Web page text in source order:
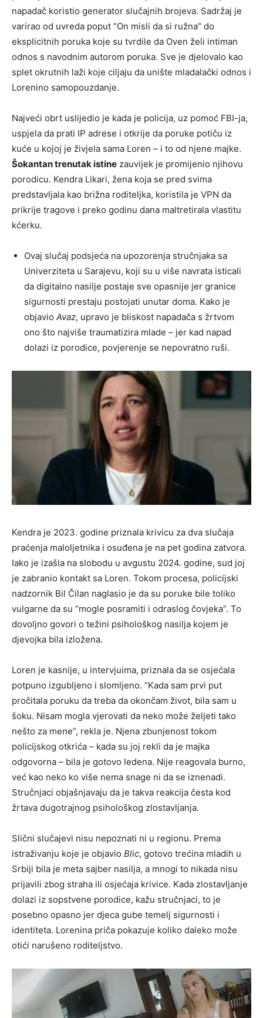
napadač koristio generator slučajnih brojeva. Sadržaj je
varirao od uvreda poput “On misli da si ružna” do
eksplicitnih poruka koje su tvrdile da Oven želi intiman
odnos s navodnim autorom poruka. Sve je djelovalo kao
splet okrutnih laži koje ciljaju da unište mladalački odnos i
Lorenino samopouzdanje.
Najveći obrt uslijedio je kada je policija, uz pomoć FBI-ja,
uspjela da prati IP adrese i otkrije da poruke potiču iz
kuće u kojoj je živjela sama Loren – i to od njene majke.
Šokantan trenutak istine zauvijek je promijenio njihovu
porodicu. Kendra Likari, žena koja se pred svima
predstavljala kao brižna roditeljka, koristila je VPN da
prikrije tragove i preko godinu dana maltretirala vlastitu
kćerku.
Ovaj slučaj podsjeća na upozorenja stručnjaka sa
Univerziteta u Sarajevu, koji su u više navrata isticali
da digitalno nasilje postaje sve opasnije jer granice
sigurnosti prestaju postojati unutar doma. Kako je
objavio Avaz, upravo je bliskost napadača s žrtvom
ono što najviše traumatizira mlade – jer kad napad
dolazi iz porodice, povjerenje se nepovratno ruši.
Kendra je 2023. godine priznala krivicu za dva slučaja
praćenja maloljetnika i osuđena je na pet godina zatvora.
Iako je izašla na slobodu u avgustu 2024. godine, sud joj
je zabranio kontakt sa Loren. Tokom procesa, policijski
nadzornik Bil Čilan naglasio je da su poruke bile toliko
vulgarne da su “mogle posramiti i odraslog čovjeka”. To
dovoljno govori o težini psihološkog nasilja kojem je
djevojka bila izložena.
Loren je kasnije, u intervjuima, priznala da se osjećala
potpuno izgubljeno i slomljeno. “Kada sam prvi put
pročitala poruku da treba da okončam život, bila sam u
šoku. Nisam mogla vjerovati da neko može željeti tako
nešto za mene”, rekla je. Njena zbunjenost tokom
policijskog otkrića – kada su joj rekli da je majka
odgovorna – bila je gotovo ledena. Nije reagovala burno,
već kao neko ko više nema snage ni da se iznenadi.
Stručnjaci objašnjavaju da je takva reakcija česta kod
žrtava dugotrajnog psihološkog zlostavljanja.
Slični slučajevi nisu nepoznati ni u regionu. Prema
istraživanju koje je objavio Blic, gotovo trećina mladih u
Srbiji bila je meta sajber nasilja, a mnogi to nikada nisu
prijavili zbog straha ili osjećaja krivice. Kada zlostavljanje
dolazi iz sopstvene porodice, kažu stručnjaci, to je
posebno opasno jer djeca gube temelj sigurnosti i
identiteta. Lorenina priča pokazuje koliko daleko može
otići narušeno roditeljstvo.